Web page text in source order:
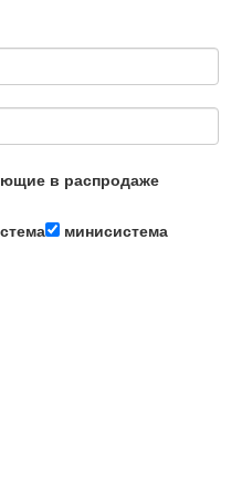
в распродаже
минисистема